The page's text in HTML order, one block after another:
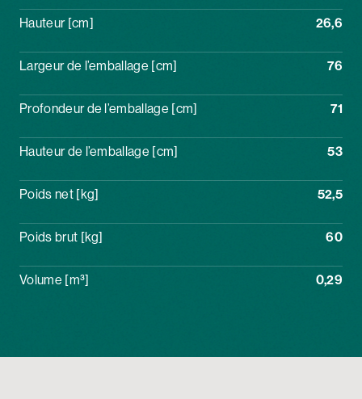
Hauteur [cm] 26,6
Largeur de l’emballage [cm] 76
Profondeur de l’emballage [cm] 71
Hauteur de l’emballage [cm] 53
Poids net [kg] 52,5
Poids brut [kg] 60
Volume [m³] 0,29